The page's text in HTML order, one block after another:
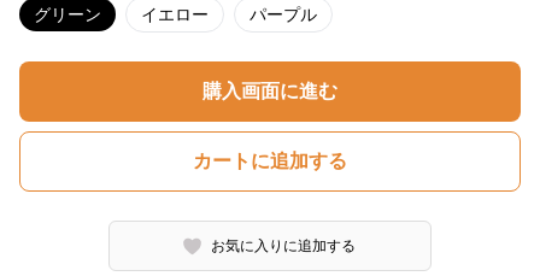
グリーン イエロー パープル
購入画面に進む
カートに追加する
お気に入りに追加する